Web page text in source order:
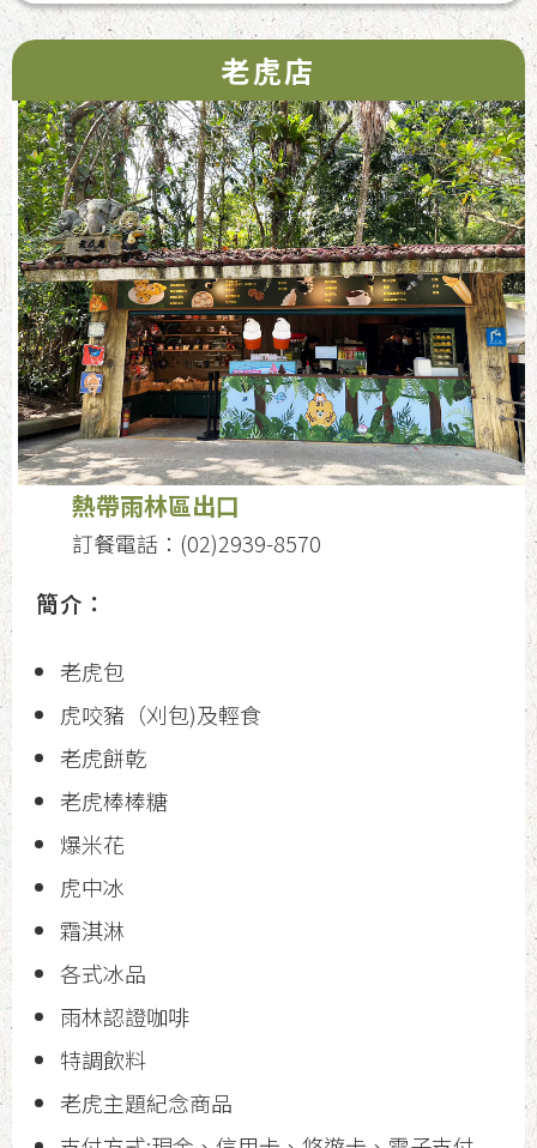
老虎店
熱帶雨林區出口
訂餐電話：(02)2939-8570
簡介：
老虎包
虎咬豬（刈包)及輕食
老虎餅乾
老虎棒棒糖
爆米花
虎中冰
霜淇淋
各式冰品
雨林認證咖啡
特調飲料
老虎主題紀念商品